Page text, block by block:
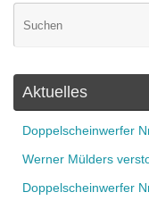
Aktuelles
Doppelscheinwerfer
Werner Mülders
Doppelscheinwerfer